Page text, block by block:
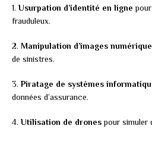
1. Usurpation d’identité en ligne
frauduleux.
2. Manipulation d’images
de sinistres.
3.Piratage de systèmes
données d’assurance.
4. Utilisation de dronespour simuler